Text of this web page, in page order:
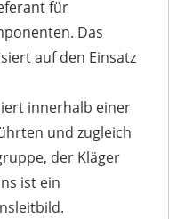
für
Das
auf den Einsatz
innerhalb einer
und zugleich
der Kläger
ist ein